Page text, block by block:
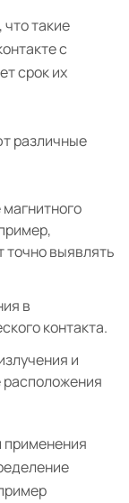
такие
с
срок их
различные
точно выявлять
в
контакта.
и
применения